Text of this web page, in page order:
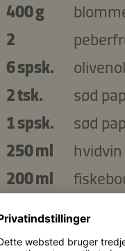
400 g
2
6 spsk.
2 tsk.
sød
1 spsk.
sød
250 ml
hvidvin
200 ml
4 spsk.